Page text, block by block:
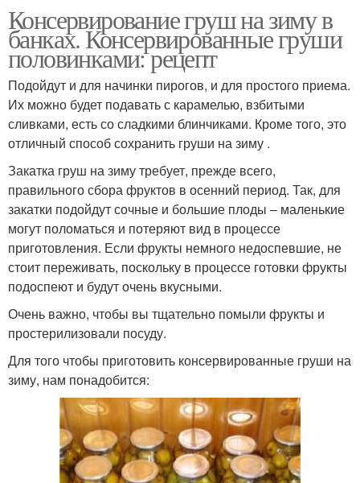
Консервирование груш на зиму в
банках. Консервированные груши
половинками: рецепт
Подойдут и для начинки пирогов, и для простого приема.
Их можно будет подавать с карамелью, взбитыми
сливками, есть со сладкими блинчиками. Кроме того, это
отличный способ сохранить груши на зиму .
Закатка груш на зиму требует, прежде всего,
правильного сбора фруктов в осенний период. Так, для
закатки подойдут сочные и большие плоды – маленькие
могут поломаться и потеряют вид в процессе
приготовления. Если фрукты немного недоспевшие, не
стоит переживать, поскольку в процессе готовки фрукты
подоспеют и будут очень вкусными.
Очень важно, чтобы вы тщательно помыли фрукты и
простерилизовали посуду.
Для того чтобы приготовить консервированные груши на
зиму, нам понадобится: